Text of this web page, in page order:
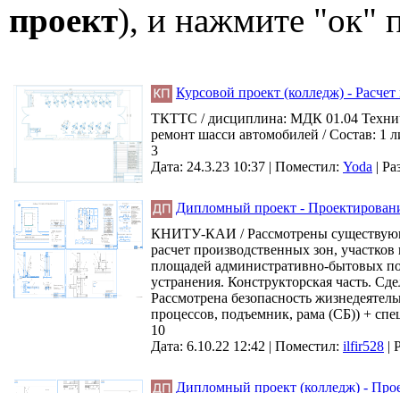
проект), и нажмите "ок"
Курсовой проект (колледж) -
ТКТТС / дисциплина: МДК 01.04
ремонт шасси автомобилей / Состав: 1
3
Дата: 24.3.23 10:37 | Поместил: Yoda |
Дипломный проект -
КНИТУ-КАИ / Рассмотрены
расчет производственных зон,
площадей административно-бытовых
устранения. Конструкторская часть.
Рассмотрена безопасность
процессов, подъемник, рама (СБ)) +
10
Дата: 6.10.22 12:42 | Поместил: ilfir528 |
Дипломный проект (колледж) -